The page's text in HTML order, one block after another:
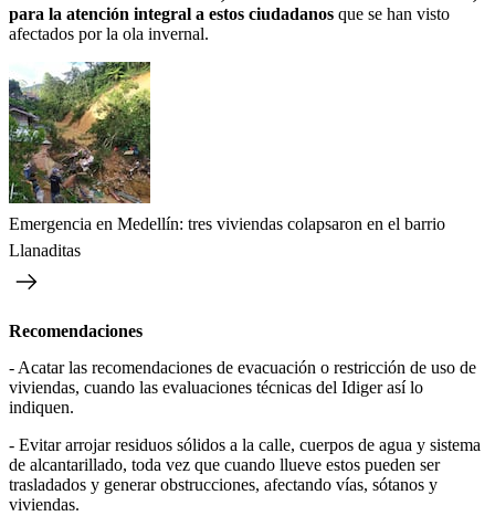
para la atención integral a estos ciudadanos que se han visto
afectados por la ola invernal.
Emergencia en Medellín: tres viviendas colapsaron en el barrio
Llanaditas
Recomendaciones
- Acatar las recomendaciones de evacuación o restricción de uso de
viviendas, cuando las evaluaciones técnicas del Idiger así lo
indiquen.
- Evitar arrojar residuos sólidos a la calle, cuerpos de agua y sistema
de alcantarillado, toda vez que cuando llueve estos pueden ser
trasladados y generar obstrucciones, afectando vías, sótanos y
viviendas.